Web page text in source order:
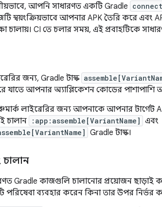
আপনি সাধারণত একটি Gradle
স্বয়ংক্রিয়ভাবে আপনার APK তৈরি করে এবং
চালায়। CI তে চলার সময়, এই প্রবাহটিকে
জন্য, Gradle টাস্ক
যাতে আপনার অ্যাপ্লিকেশন কোডের
লাইব্রেরির জন্য আপনাকে আপনার
চালান
:app:assemble[VariantName] এবং
Gradle টাস্ক।
Gradle কাজগুলি চালানোর প্রয়োজন ছাড়াই
ব্যবহার করেন কিনা তার উপর নির্ভর